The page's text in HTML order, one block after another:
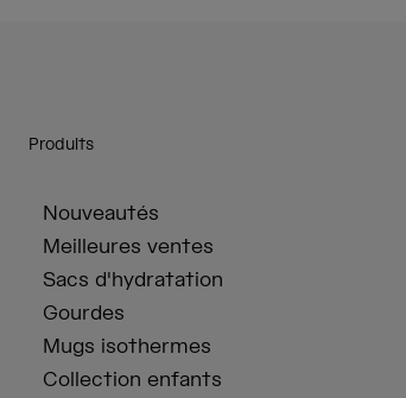
Produits
Nouveautés
Meilleures ventes
Sacs d'hydratation
Gourdes
Mugs isothermes
Collection enfants